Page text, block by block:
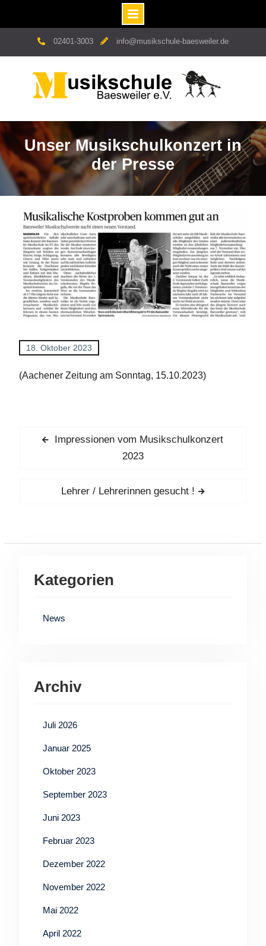
02401-3003 info@musikschule-baesweiler.de
Unser Musikschulkonzert in
der Presse
18. Oktober 2023
(Aachener Zeitung am Sonntag, 15.10.2023)
Beitragsnavigation
Previous
Impressionen vom Musikschulkonzert
2023
Next
Lehrer / Lehrerinnen gesucht !
Kategorien
News
Archiv
Juli 2026
Januar 2025
Oktober 2023
September 2023
Juni 2023
Februar 2023
Dezember 2022
November 2022
Mai 2022
April 2022